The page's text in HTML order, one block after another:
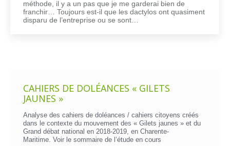
méthode, il y a un pas que je me garderai bien de
franchir… Toujours est-il que les dactylos ont quasiment
disparu de l’entreprise ou se sont…
CAHIERS DE DOLÉANCES « GILETS
JAUNES »
Analyse des cahiers de doléances / cahiers citoyens créés
dans le contexte du mouvement des « Gilets jaunes » et du
Grand débat national en 2018-2019, en Charente-
Maritime. Voir le sommaire de l’étude en cours